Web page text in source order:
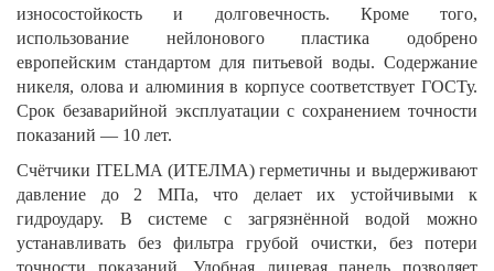
износостойкость и долговечность. Кроме того,
использование нейлонового пластика одобрено
европейским стандартом для питьевой воды. Содержание
никеля, олова и алюминия в корпусе соответствует ГОСТу.
Срок безаварийной эксплуатации с сохранением точности
показаний — 10 лет.
Счётчики ITELMA (ИТЕЛМА) герметичны и выдерживают
давление до 2 МПа, что делает их устойчивыми к
гидроудару. В системе с загрязнённой водой можно
устанавливать без фильтра грубой очистки, без потери
точности показаний. Удобная лицевая панель позволяет